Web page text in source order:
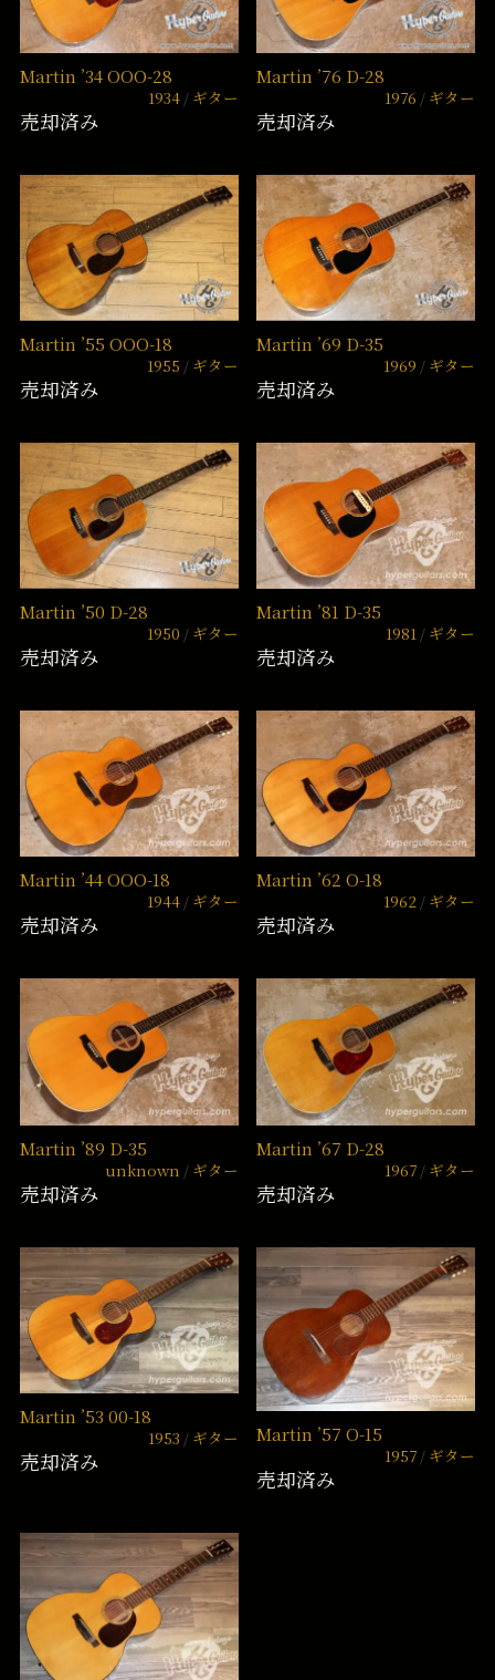
Martin ’34 OOO-28
1934 ギター
売却済み
Martin ’76 D-28
1976 ギター
売却済み
Martin ’55 OOO-18
1955 ギター
売却済み
Martin ’69 D-35
1969 ギター
売却済み
Martin ’50 D-28
1950 ギター
売却済み
Martin ’81 D-35
1981 ギター
売却済み
Martin ’44 OOO-18
1944 ギター
売却済み
Martin ’62 O-18
1962 ギター
売却済み
Martin ’89 D-35
unknown ギター
売却済み
Martin ’67 D-28
1967 ギター
売却済み
Martin ’53 00-18
1953 ギター
売却済み
Martin ’57 O-15
1957 ギター
売却済み